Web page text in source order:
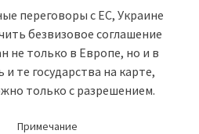
переговоры с ЕС, Украине
безвизовое соглашение
не только в Европе, но и в
те государства на карте,
только с разрешением.
Примечание